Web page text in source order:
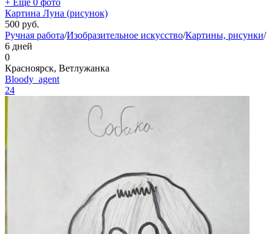
+ Ещё 0 фото
Картина Луна (рисунок)
500 руб.
Ручная работа/Изобразительное искусство/Картины, рисунки/
6 дней
0
Красноярск, Ветлужанка
Bloody_agent
24